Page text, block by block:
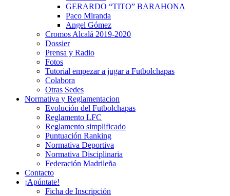
GERARDO “TITO” BARAHONA
Paco Miranda
Angel Gómez
Cromos Alcalá 2019-2020
Dossier
Prensa y Radio
Fotos
Tutorial empezar a jugar a Futbolchapas
Colabora
Otras Sedes
Normativa y Reglamentacion
Evolución del Futbolchapas
Reglamento LFC
Reglamento simplificado
Puntuación Ranking
Normativa Deportiva
Normativa Disciplinaria
Federación Madrileña
Contacto
¡Apúntate!
Ficha de Inscripción